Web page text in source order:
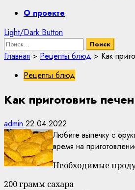
PrimaryО проекте
Light/Dark Button
Найти:
Главная > Рецепты блюд > Как
Рецепты блюд
Как приготовить
admin 22.04.2022
Любите выпечку с
время на
Необходимые
200 грамм сахара